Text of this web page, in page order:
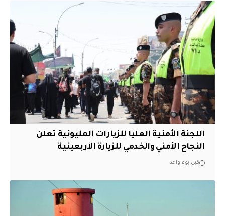
اللجنة الأمنية العليا للزيارات المليونية تعلن
النجاح الأمني والخدمي للزيارة الأربعينية
قبل يوم واحد